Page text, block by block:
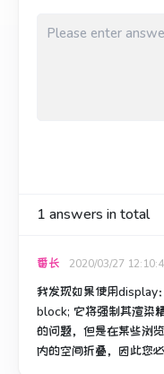
1 answers in total
番长 2020/03/27
我发现如果使用
block; 它将强制其渲染
的问题，但是在某些浏
内的空间折叠，因此您